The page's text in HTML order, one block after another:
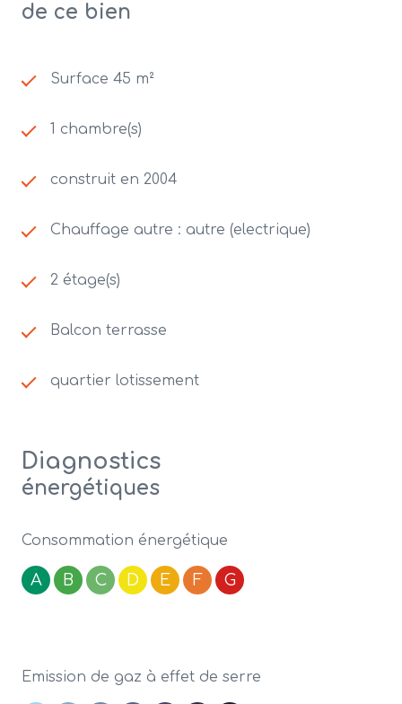
de ce bien
Surface 45 m²
1 chambre(s)
construit en 2004
Chauffage autre : autre (electrique)
2 étage(s)
Balcon terrasse
quartier lotissement
Diagnostics
énergétiques
Consommation énergétique
A B C D E F G
Emission de gaz à effet de serre